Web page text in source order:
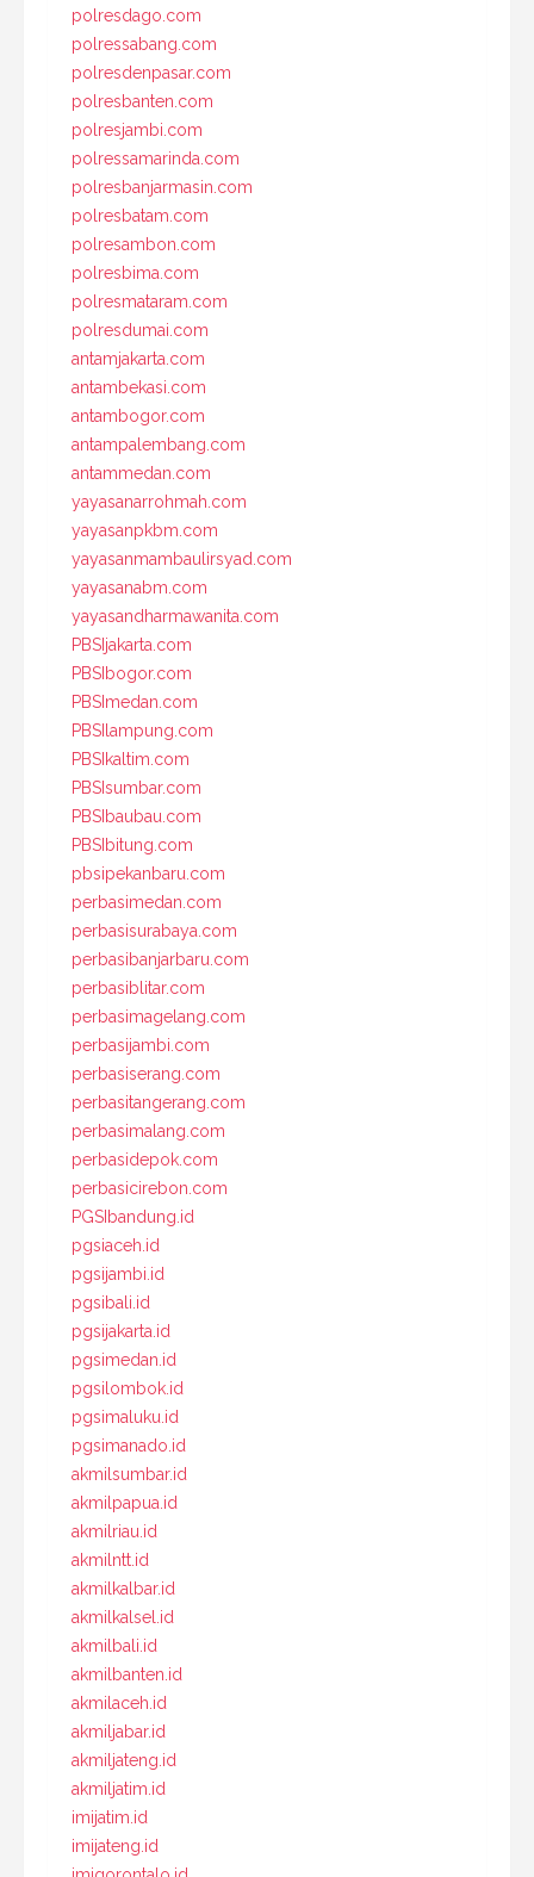
polresdago.com
polressabang.com
polresdenpasar.com
polresbanten.com
polresjambi.com
polressamarinda.com
polresbanjarmasin.com
polresbatam.com
polresambon.com
polresbima.com
polresmataram.com
polresdumai.com
antamjakarta.com
antambekasi.com
antambogor.com
antampalembang.com
antammedan.com
yayasanarrohmah.com
yayasanpkbm.com
yayasanmambaulirsyad.com
yayasanabm.com
yayasandharmawanita.com
PBSIjakarta.com
PBSIbogor.com
PBSImedan.com
PBSIlampung.com
PBSIkaltim.com
PBSIsumbar.com
PBSIbaubau.com
PBSIbitung.com
pbsipekanbaru.com
perbasimedan.com
perbasisurabaya.com
perbasibanjarbaru.com
perbasiblitar.com
perbasimagelang.com
perbasijambi.com
perbasiserang.com
perbasitangerang.com
perbasimalang.com
perbasidepok.com
perbasicirebon.com
PGSIbandung.id
pgsiaceh.id
pgsijambi.id
pgsibali.id
pgsijakarta.id
pgsimedan.id
pgsilombok.id
pgsimaluku.id
pgsimanado.id
akmilsumbar.id
akmilpapua.id
akmilriau.id
akmilntt.id
akmilkalbar.id
akmilkalsel.id
akmilbali.id
akmilbanten.id
akmilaceh.id
akmiljabar.id
akmiljateng.id
akmiljatim.id
imijatim.id
imijateng.id